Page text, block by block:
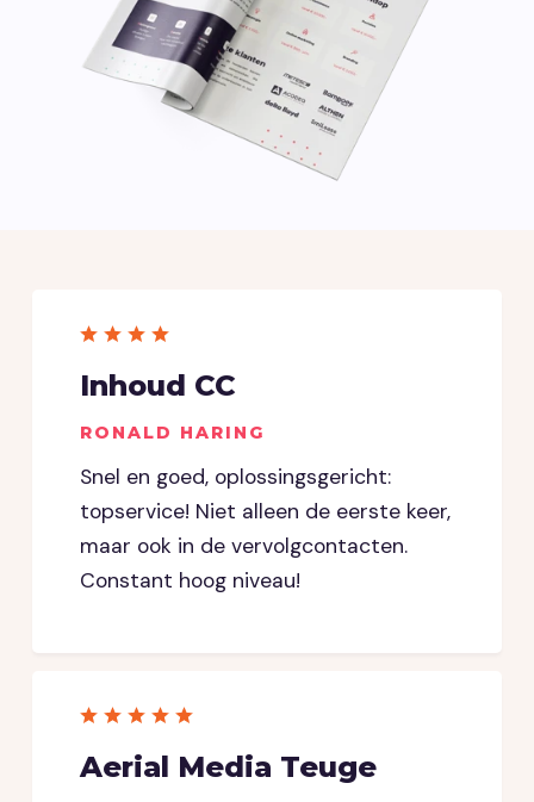
Inhoud CC
RONALD HARING
Snel en goed, oplossingsgericht:
topservice! Niet alleen de eerste keer,
maar ook in de vervolgcontacten.
Constant hoog niveau!
Aerial Media Teuge